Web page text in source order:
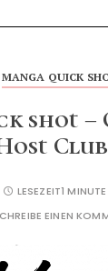
MANGA QUICK
shot
LESEZEIT1 MINUTE
EINEN